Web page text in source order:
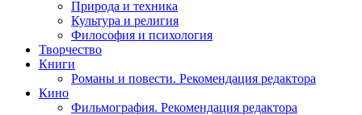
Природа и техника
Культура и религия
Философия и психология
Творчество
Книги
Романы и повести. Рекомендация редактора
Кино
Фильмография. Рекомендация редактора